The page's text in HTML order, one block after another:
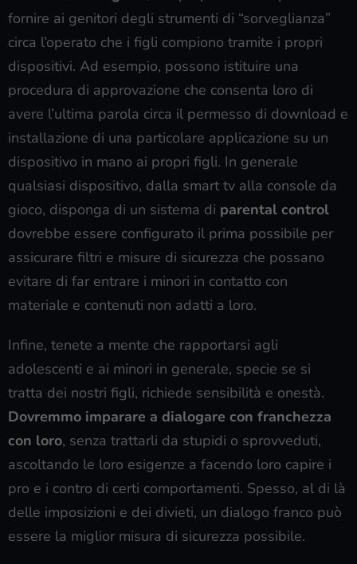
fornire ai genitori degli strumenti di “sorveglianza”
circa l’operato che i figli compiono tramite i propri
dispositivi. Ad esempio, possono istituire una
procedura di approvazione che consenta loro di
avere l’ultima parola circa il permesso di download e
installazione di una particolare applicazione su un
dispositivo in mano ai propri figli. In generale
qualsiasi dispositivo, dalla smart tv alla console da
gioco, disponga di un sistema di parental control
dovrebbe essere configurato il prima possibile per
assicurare filtri e misure di sicurezza che possano
evitare di far entrare i minori in contatto con
materiale e contenuti non adatti a loro.
Infine, tenete a mente che rapportarsi agli
adolescenti e ai minori in generale, specie se si
tratta dei nostri figli, richiede sensibilità e onestà.
Dovremmo imparare a dialogare con franchezza
con loro, senza trattarli da stupidi o sprovveduti,
ascoltando le loro esigenze a facendo loro capire i
pro e i contro di certi comportamenti. Spesso, al di là
delle imposizioni e dei divieti, un dialogo franco può
essere la miglior misura di sicurezza possibile.